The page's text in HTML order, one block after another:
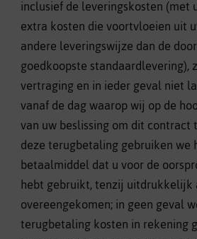
inclusief de leveringskosten (met
extra kosten die voortvloeien uit
andere leveringswijze dan de
goedkoopste standaardlevering),
vertraging en in ieder geval niet
vanaf de dag waarop wij op de
van uw beslissing om dit contract
deze terugbetaling gebruiken we
betaalmiddel dat u voor de
hebt gebruikt, tenzij uitdrukkelijk
overeengekomen; in geen geval
terugbetaling kosten in rekening